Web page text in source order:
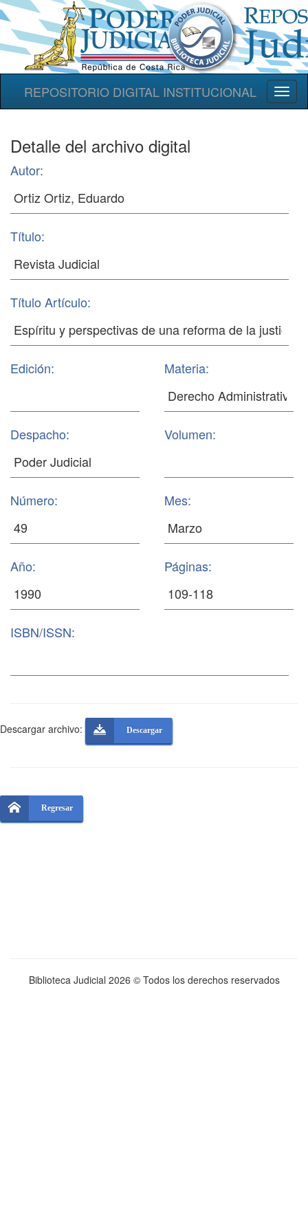
REPOSITORIO DIGITAL INSTITUCIONAL
Detalle del archivo digital
Autor:
Título:
Título Artículo:
Edición: Materia:
Despacho: Volumen:
Número: Mes:
Año: Páginas:
ISBN/ISSN:
Descargar archivo: Descargar
Regresar
Biblioteca Judicial 2026 © Todos los derechos reservados